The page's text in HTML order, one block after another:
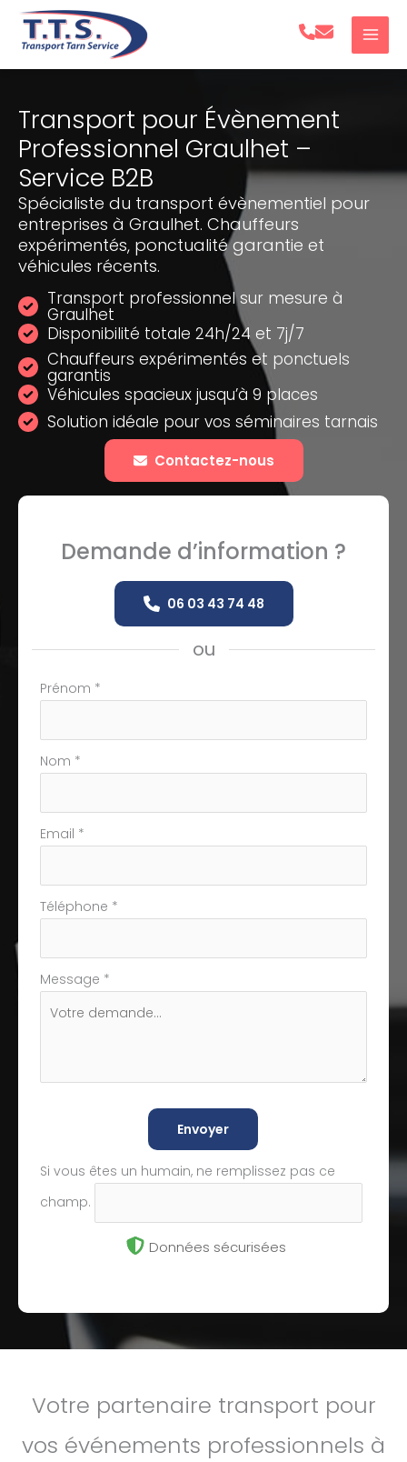
Aller
Transport pour Évènement
Professionnel Graulhet –
Service B2B
Spécialiste du transport évènementiel pour
entreprises à Graulhet. Chauffeurs
expérimentés, ponctualité garantie et
véhicules récents.
Transport professionnel sur mesure à
Graulhet
Disponibilité totale 24h/24 et 7j/7
Chauffeurs expérimentés et ponctuels
garantis
Véhicules spacieux jusqu’à 9 places
Solution idéale pour vos séminaires tarnais
Contactez-nous
Demande d’information ?
06 03 43 74 48
ou
Formulaire
téléphone
Prénom *
Nom *
Email *
Téléphone *
Message *
Envoyer
Si vous êtes un humain, ne remplissez pas ce
champ.
Données sécurisées
Votre partenaire transport pour
vos événements professionnels à